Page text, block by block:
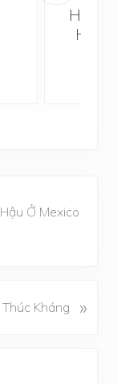
Hội
Hậu
Ở Mexico
Kháng »